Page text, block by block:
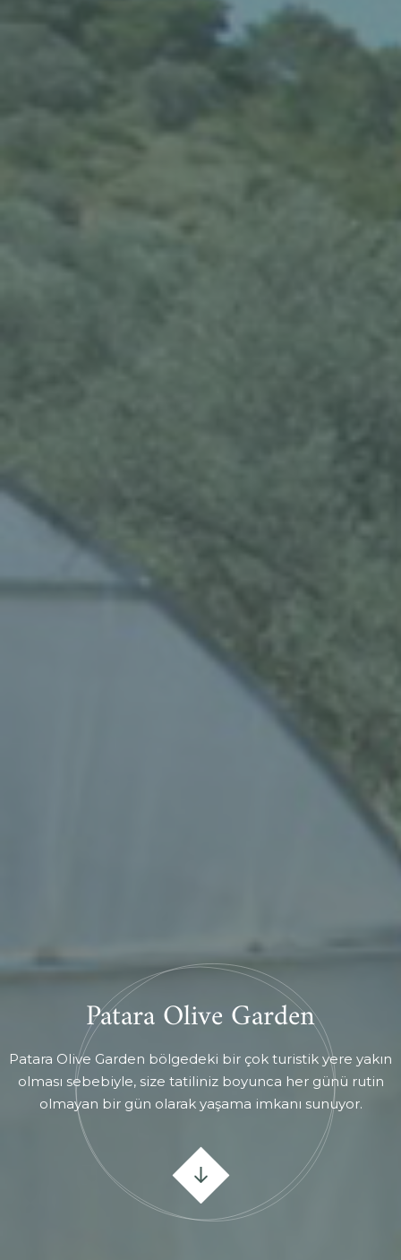
Patara Olive Garden
Patara Olive Garden bölgedeki bir çok turistik yere yakın
olması sebebiyle, size tatiliniz boyunca her günü rutin
olmayan bir gün olarak yaşama imkanı sunuyor.